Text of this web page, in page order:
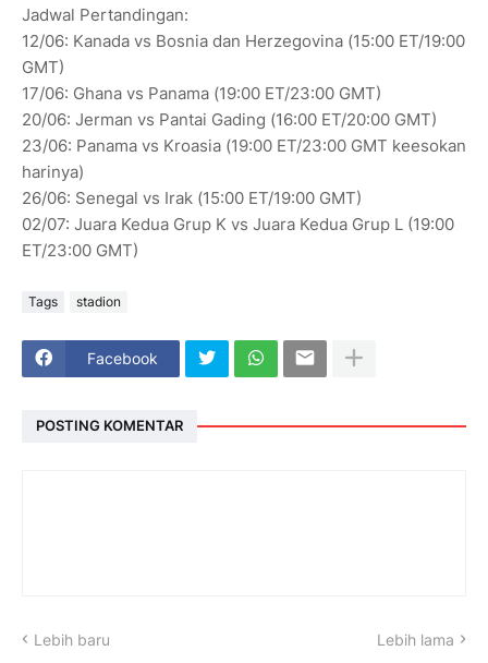
Jadwal Pertandingan:
12/06: Kanada vs Bosnia dan Herzegovina (15:00 ET/19:00
GMT)
17/06: Ghana vs Panama (19:00 ET/23:00 GMT)
20/06: Jerman vs Pantai Gading (16:00 ET/20:00 GMT)
23/06: Panama vs Kroasia (19:00 ET/23:00 GMT keesokan
harinya)
26/06: Senegal vs Irak (15:00 ET/19:00 GMT)
02/07: Juara Kedua Grup K vs Juara Kedua Grup L (19:00
ET/23:00 GMT)
Tags stadion
Facebook
POSTING KOMENTAR
Lebih baru Lebih lama